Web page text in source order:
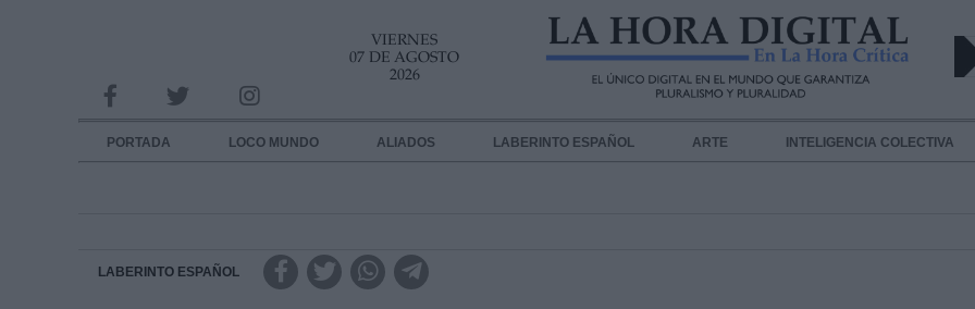
VIERNES
07 DE AGOSTO
2026
PORTADA LOCO MUNDO ALIADOS LABERINTO ESPAÑOL ARTE INTELIGENCIA COLECTIVA
LABERINTO ESPAÑOL
INFORMACION SOBRE LA PROTECCIÓN DE TUS DATOS
Responsable:
Destinatarios: